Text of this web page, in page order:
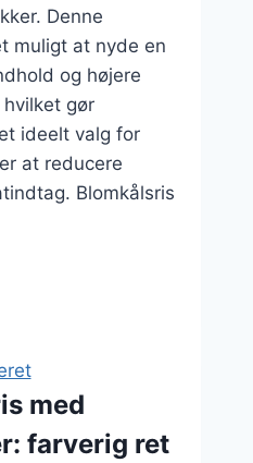
Denne
muligt at nyde en
og højere
gør
ideelt valg for
at reducere
Blomkålsris
med
farverig ret